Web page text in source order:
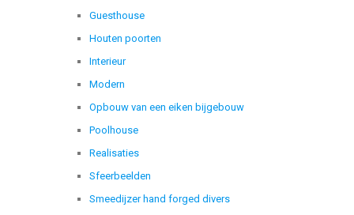
Guesthouse
Houten poorten
Interieur
Modern
Opbouw van een eiken bijgebouw
Poolhouse
Realisaties
Sfeerbeelden
Smeedijzer hand forged divers